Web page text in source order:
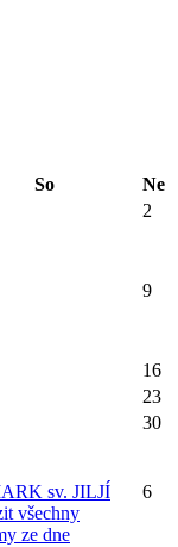
So
Ne
2
9
16
23
30
sv. JILJÍ
všechny
ze dne
6